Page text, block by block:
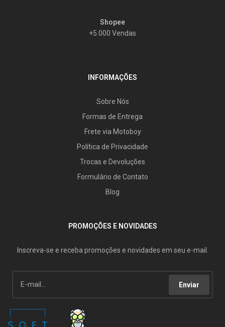
Shopee
+5.000 Vendas
INFORMAÇÕES
Sobre Nós
Formas de Entrega
Frete via Motoboy
Política de Privacidade
Trocas e Devoluções
Formulário de Contato
Blog
PROMOÇÕES E NOVIDADES
Inscreva-se e receba promoções e novidades em seu e-mail.
Enviar